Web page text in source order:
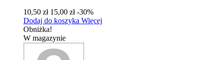
10,50 zł 15,00 zł-30%
Dodaj do koszyka Więcej
Obniżka!
W magazynie